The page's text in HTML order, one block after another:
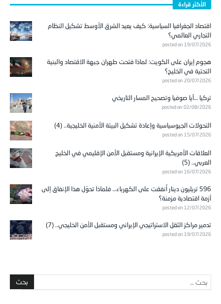
الأكثر قراءة
اقتصاد الجغرافيا السياسية: كيف يعيد الشرق الأوسط تشكيل النظام
التجاري العالمي؟
posted on 19/07/2026
هجوم إيران على الكويت: لماذا فتحت طهران جبهة الاقتصاد والبنية
التحتية في الخليج؟
posted on 20/07/2026
تركيا …آيا صوفيا وتصحيح المسار التاريخي
posted on 02/08/2026
التحولات الجيوسياسية وإعادة تشكيل البيئة الأمنية الخليجية.. (4)
posted on 15/07/2026
العلاقات الأمريكية الإيرانية ومستقبل الأمن الإقليمي في الخليج
العربي.. (5)
posted on 16/07/2026
596 تريليون دينار أُنفقت على الكهرباء… فلماذا تحوّل هذا الإنفاق إلى
أزمة اقتصادية مزمنة؟
posted on 12/07/2026
تدمير مراكز الثقل الاستراتيجي الإيراني ومستقبل الأمن الخليجي.. (7)
posted on 19/07/2026